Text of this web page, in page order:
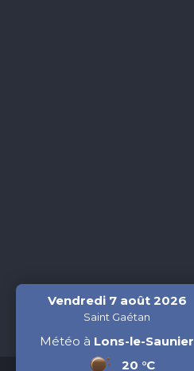
Vendredi 7 août 2026
Saint Gaétan
Météo à Lons-le-Saunier
20 °C